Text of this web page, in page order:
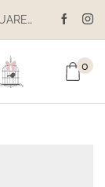
IL SITO È IN MANUTENZIONE. NON EFFETTUARE ACQUISTI. LE SPEDIZIONI SONO SOSPESE
0